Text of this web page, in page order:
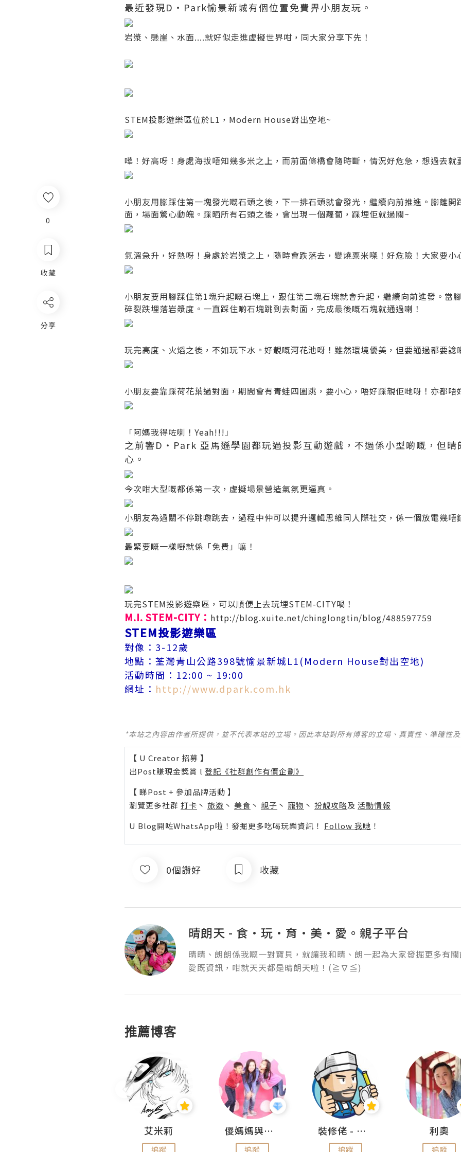
0
收藏
分享
最近發現D・Park愉景新城有個位置免費畀小朋友玩。
岩漿、懸崖、水面....就好似走進虛擬世界咁，同大家分享下先！
STEM投影遊樂區位於L1，Modern House對出空地~
嘩！好高呀！身處海拔唔知幾多米之上，而前面條橋會隨時斷，情況好危急，想過去就
小朋友用腳踩住第一塊發光嘅石頭之後，下一排石頭就會發光，繼續向前推進。腳離開
面，場面驚心動魄。踩晒所有石頭之後，會出現一個蘿蔔，踩埋佢就過關~
氣溫急升，好熱呀！身處於岩漿之上，隨時會跌落去，變燒粟米㗎！好危險！大家要小
小朋友要用腳踩住第1塊升起嘅石塊上，跟住第二塊石塊就會升起，繼續向前進發。當
碎裂跌埋落岩漿度。一直踩住啲石塊跳到去對面，完成最後嘅石塊就通過喇！
玩完高度、火熖之後，不如玩下水。好靚嘅河花池呀！雖然環境優美，但要通過都要諗
小朋友要靠踩荷花葉過對面，期間會有青蛙四圍跳，要小心，唔好踩親佢哋呀！亦都唔
「阿媽我得咗喇！Yeah!!!」
之前響D・Park 亞馬遜學園都玩過投影互動遊戲，不過係小型啲嘅，但晴
心。
今次咁大型嘅都係第一次，虛擬場景營造氣氛更逼真。
小朋友為過關不停跳嚟跳去，過程中仲可以提升邏輯思維同人際社交，係一個放電幾唔
最緊要嘅一樣嘢就係「免費」嘛！
玩完STEM投影遊樂區，可以順便上去玩埋STEM-CITY喎！
M.I. STEM-CITY： http://blog.xuite.net/chinglongtin/blog/488597759
STEM投影遊樂區
對像：3-12歲
地點：荃灣青山公路398號愉景新城L1(Modern House對出空地)
活動時間：12:00 ~ 19:00
網址： http://www.dpark.com.hk
*本站之內容由作者所提供，並不代表本站的立場。因此本站對所有博客的立場、真實性、準確性
【 U Creator 招募 】
出Post賺現金獎賞 l 登記《社群創作有價企劃》
【 睇Post + 參加品牌活動 】
瀏覽更多社群 打卡 丶 旅遊 丶 美食 丶 親子 丶 寵物 丶 扮靚攻略及 活動情報
U Blog開咗WhatsApp啦！發掘更多吃喝玩樂資訊！ Follow 我哋 ！
0個讚好 收藏
晴朗天 - 食·玩·育·美·愛。親子平台
晴晴、朗朗係我嘅一對寶貝，就讓我和晴、朗一起為大家發掘更多有
愛既資訊，咁就天天都是晴朗天啦！(≧∇≦)
推薦博客
艾米莉
追蹤
儍媽媽與兩隻小魔怪之家
追蹤
裝修佬 - 香港一站式網上裝修平台
追蹤
利奧
追蹤